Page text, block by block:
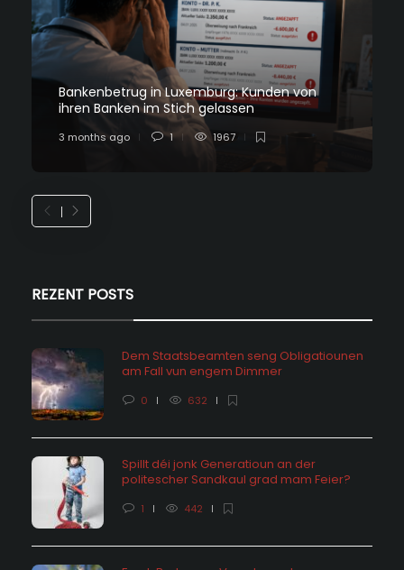
Bankenbetrug in Luxemburg: Kunden von
ihren Banken im Stich gelassen
3 months ago 1 1967
REZENT POSTS
Dem Staatsbeamten seng Obligatiounen
am Fall vun engem Dimmer
0 632
Spillt déi jonk Generatioun an der
politescher Sandkaul grad mam Feier?
1 442